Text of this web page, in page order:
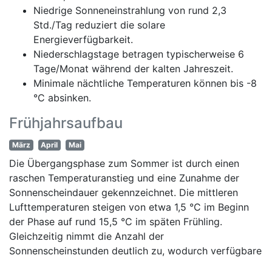
Niedrige Sonneneinstrahlung von rund 2,3
Std./Tag reduziert die solare
Energieverfügbarkeit.
Niederschlagstage betragen typischerweise 6
Tage/Monat während der kalten Jahreszeit.
Minimale nächtliche Temperaturen können bis -8
°C absinken.
Frühjahrsaufbau
März April Mai
Die Übergangsphase zum Sommer ist durch einen
raschen Temperaturanstieg und eine Zunahme der
Sonnenscheindauer gekennzeichnet. Die mittleren
Lufttemperaturen steigen von etwa 1,5 °C im Beginn
der Phase auf rund 15,5 °C im späten Frühling.
Gleichzeitig nimmt die Anzahl der
Sonnenscheinstunden deutlich zu, wodurch verfügbare